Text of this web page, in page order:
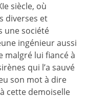
siècle, où
diverses et
une société
ingénieur aussi
malgré lui fiancé à
qui l’a sauvé
son mot à dire
cette demoiselle